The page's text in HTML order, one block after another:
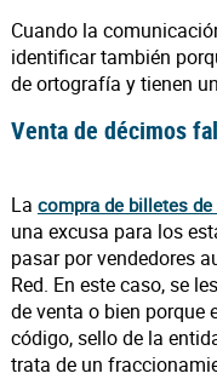
Cuando la
identificar también
de ortografía y tienen
Venta de décimos
La compra de billetes
una excusa para los
pasar por vendedores
Red. En este caso, se
de venta o bien porque
código, sello de la
trata de un